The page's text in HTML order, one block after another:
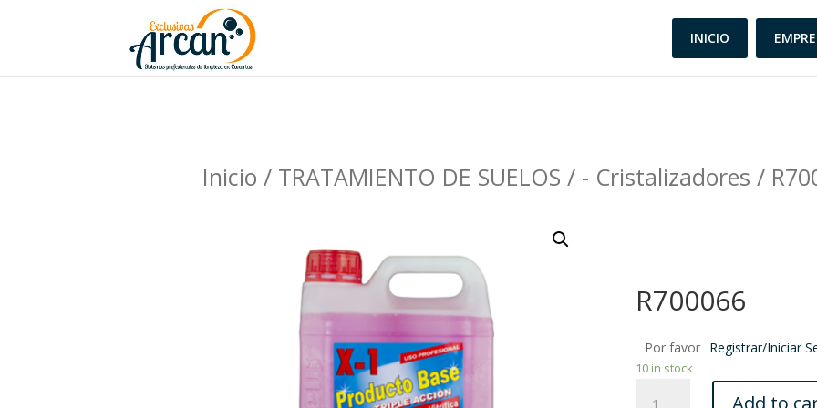
INICIO
Inicio / TRATAMIENTO DE SUELOS / - Cristalizadores /
R700066
Por favor Registrar/Iniciar
10 in stock